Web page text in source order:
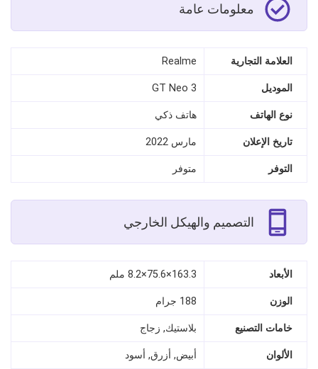
معلومات عامة
العلامة التجارية Realme
الموديل GT Neo 3
نوع الهاتف هاتف ذكي
تاريخ الإعلان مارس 2022
التوفر متوفر
التصميم والهيكل الخارجي
الأبعاد 163.3×75.6×8.2 ملم
الوزن 188 جرام
خامات التصنيع بلاستيك, زجاج
الألوان أبيض, أزرق, أسود